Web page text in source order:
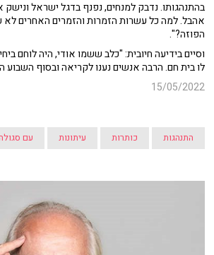
בהתנהגותו. נדבק למנחים, נפנף בדגל ישראל
אהבל. למה כל עשרות הזמרות והזמרים האחרים
הפוזה?".
וסיים בידיעה חיובית: "כלב ששמו אודי, היה לוחם
לו בית חם. הרבה אנשים נענו לקריאה ובסוף השבוע
15/05/2022
התנהגות כותרות עיתונות עם